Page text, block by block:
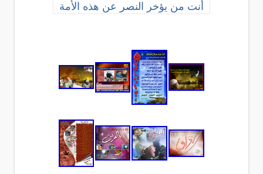
أنت من يؤخر النصر عن هذه الأمة